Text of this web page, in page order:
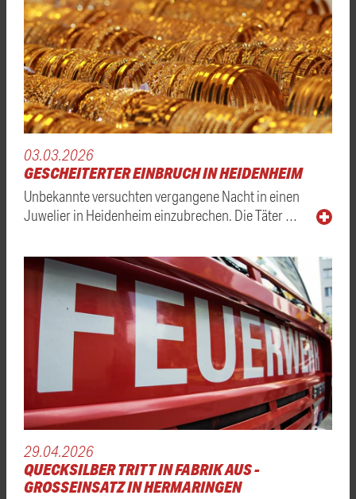
03.03.2026
GESCHEITERTER EINBRUCH IN HEIDENHEIM
Unbekannte versuchten vergangene Nacht in einen
Juwelier in Heidenheim einzubrechen. Die Täter …
29.04.2026
QUECKSILBER TRITT IN FABRIK AUS -
GROSSEINSATZ IN HERMARINGEN